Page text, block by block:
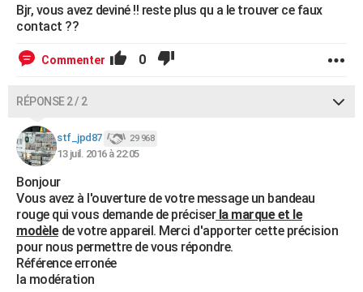
Bricolage
Lifestyle
Culture
Sport
Auto
Television
Voyage
Cinema
Bjr, vous avez deviné !! reste plus qu a le trouver ce faux
contact ??
Commenter 0
RÉPONSE 2 / 2
stf_jpd87 29 968
13 juil. 2016 à 22:05
Bonjour
Vous avez à l'ouverture de votre message un bandeau
rouge qui vous demande de préciserla marque et le
modèlede votre appareil. Merci d'apporter cette précision
pour nous permettre de vous répondre.
Référence erronée
la modération